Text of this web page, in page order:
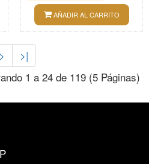
AÑADIR AL CARRITO
>
>|
1 a 24 de 119 (5 Páginas)